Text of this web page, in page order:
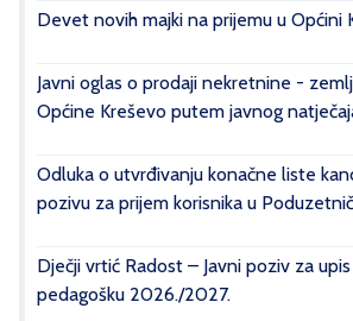
Devet novih majki na prijemu u Općini
Javni oglas o prodaji nekretnine -
Općine Kreševo putem javnog
Odluka o utvrđivanju konačne liste
pozivu za prijem korisnika u
Dječji vrtić Radost – Javni poziv za
pedagošku 2026./2027.